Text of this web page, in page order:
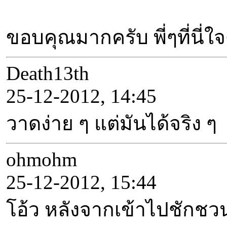
ขอบคุณมากครับ พี่ๆที่นี่ใจ
Death13th
25-12-2012, 14:45
วาดง่าย ๆ แต่มันได้จริง ๆ
ohmohm
25-12-2012, 15:44
โอ้ว หลังจากเข้าไปชักช